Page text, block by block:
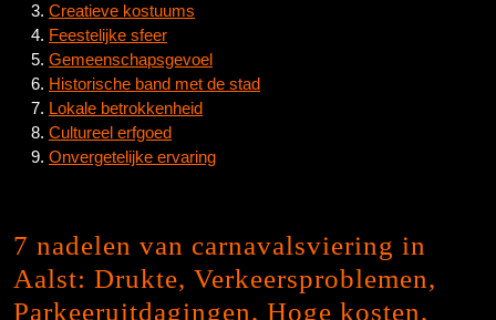
Creatieve kostuums
Feestelijke sfeer
Gemeenschapsgevoel
Historische band met de stad
Lokale betrokkenheid
Cultureel erfgoed
Onvergetelijke ervaring
7 nadelen van carnavalsviering in
Aalst: Drukte, Verkeersproblemen,
Parkeeruitdagingen, Hoge kosten,